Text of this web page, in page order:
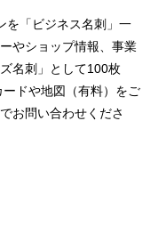
を「ビジネス名刺」一
やショップ情報、事業
名刺」として100枚
ドや地図（有料）をご
お問い合わせくださ